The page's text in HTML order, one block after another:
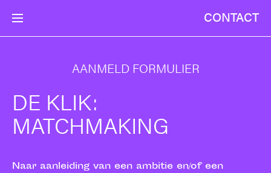
CONTACT
AANMELD FORMULIER
DE KLIK:
MATCHMAKING
Naar aanleiding van een ambitie en/of een